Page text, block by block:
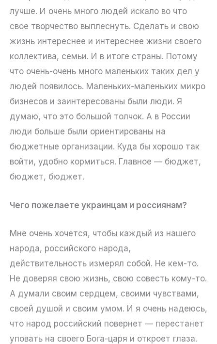
лучше. И очень много людей искало во что
свое творчество выплеснуть. Сделать и свою
жизнь интереснее и интереснее жизни своего
коллектива, семьи. И в итоге страны. Потому
что очень-очень много маленьких таких дел у
людей появилось. Маленьких-маленьких микро
бизнесов и заинтересованы были люди. Я
думаю, что это большой толчок. А в России
люди больше были ориентированы на
бюджетные организации. Куда бы хорошо так
войти, удобно кормиться. Главное — бюджет,
бюджет, бюджет.
Чего пожелаете украинцам и россиянам?
Мне очень хочется, чтобы каждый из нашего
народа, российского народа,
действительность измерял собой. Не кем-то.
Не доверяя свою жизнь, свою совесть кому-то.
А думали своим сердцем, своими чувствами,
своей душой и своим умом. И я очень надеюсь,
что народ российский повернет — перестанет
уповать на своего Бога-царя и откроет глаза.